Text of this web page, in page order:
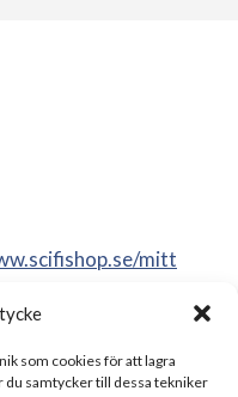
som cookies för att lagra
samtycker till dessa tekniker
mitt